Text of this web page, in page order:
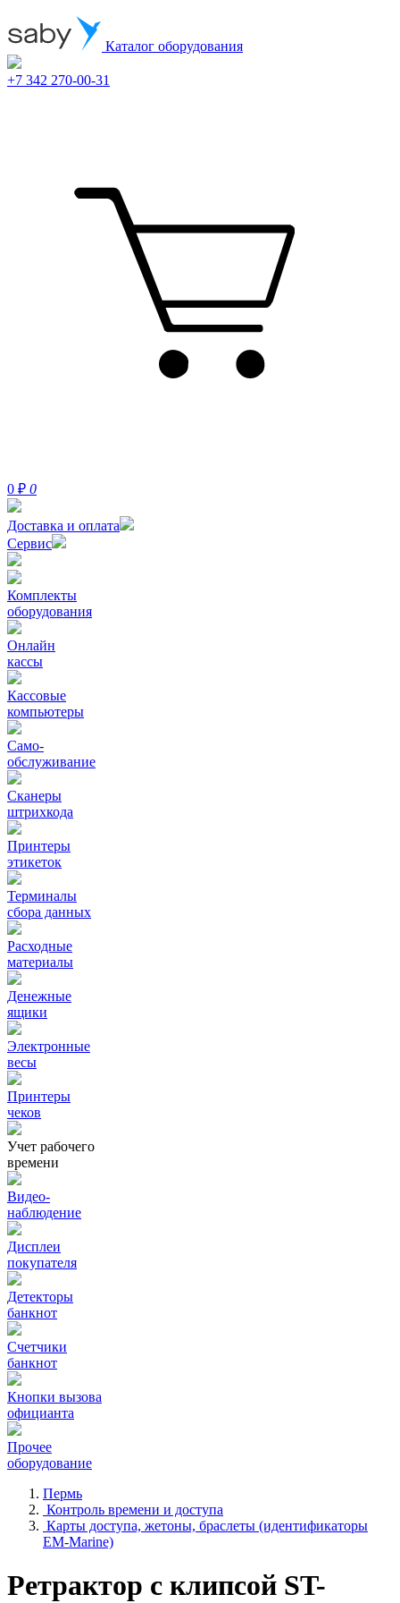
Каталог оборудования
+7 342 270-00-31
0 ₽ 0
Доставка и оплата
Сервис
Комплекты
оборудования
Онлайн
кассы
Кассовые
компьютеры
Само-
обслуживание
Сканеры
штрихкода
Принтеры
этикеток
Терминалы
сбора данных
Расходные
материалы
Денежные
ящики
Электронные
весы
Принтеры
чеков
Учет рабочего
времени
Видео‑
наблюдение
Дисплеи
покупателя
Детекторы
банкнот
Счетчики
банкнот
Кнопки вызова
официанта
Прочее
оборудование
Пермь
Контроль времени и доступа
Карты доступа, жетоны, браслеты (идентификаторы
EM-Marine)
Ретрактор с клипсой ST-